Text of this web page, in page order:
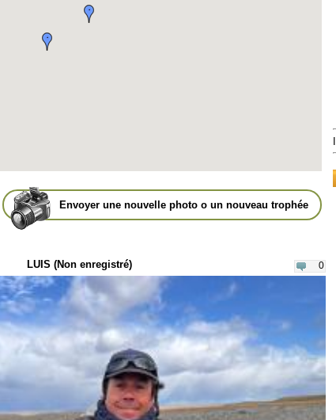
Envoyer une nouvelle photo o un nouveau trophée
0
LUIS (Non enregistré)